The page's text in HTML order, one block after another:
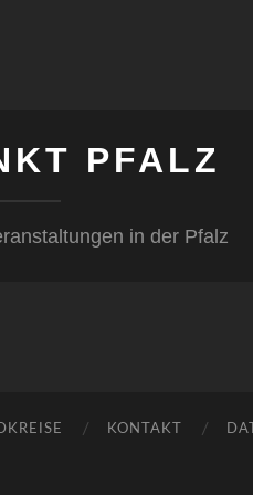
PFALZ
in der Pfalz
KONTAKT